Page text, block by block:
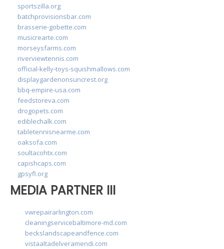
sportszilla.org
batchprovisionsbar.com
brasserie-gobette.com
musicrearte.com
morseysfarms.com
riverviewtennis.com
official-kelly-toys-squishmallows.com
displaygardenonsuncrest.org
bbq-empire-usa.com
feedstoreva.com
drogopets.com
ediblechalk.com
tabletennisnearme.com
oaksofa.com
soultacohtx.com
capishcaps.com
gpsyfl.org
MEDIA PARTNER III
vwrepairarlington.com
cleaningservicebaltimore-md.com
beckslandscapeandfence.com
vistaaltadelveramendi.com